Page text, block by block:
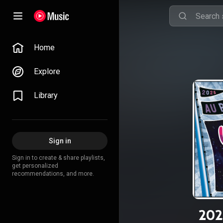
Home
Explore
Library
Sign in
Sign in to create & share playlists,
get personalized
recommendations, and more.